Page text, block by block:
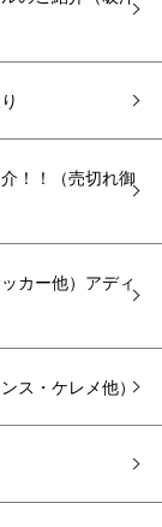
！！（売切れ御
カー他）アディ
ス・ケレメ他）